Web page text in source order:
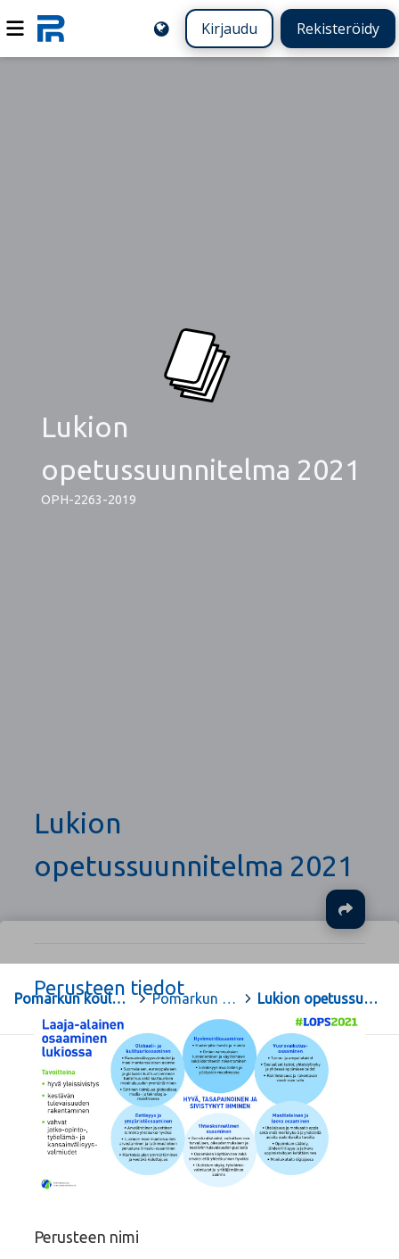
Kirjaudu Rekisteröidy
Lukion
opetussuunnitelma 2021
OPH-2263-2019
Pomarkun koulujen ja varhaiskasvatuksen kotisivu > Pomarkun lukion opetussuunnitelma > Lukion opetussuunnitelma 2021
Lukion
opetussuunnitelma 2021
Perusteen tiedot
Perusteen nimi